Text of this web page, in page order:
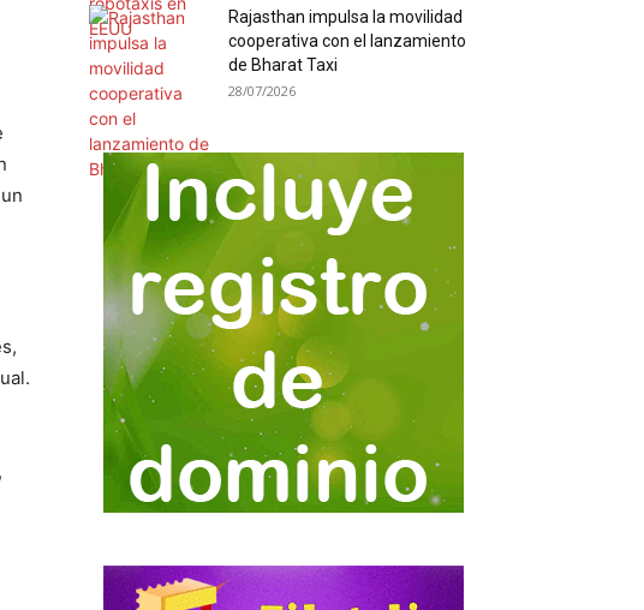
Rajasthan impulsa la movilidad
cooperativa con el lanzamiento
de Bharat Taxi
28/07/2026